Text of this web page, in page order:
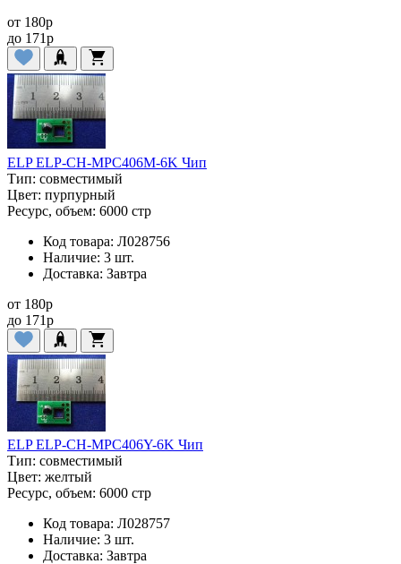
от 180p
до 171p
ELP ELP-CH-MPC406M-6K Чип
Тип: совместимый
Цвет: пурпурный
Ресурс, объем: 6000 стр
Код товара: Л028756
Наличие: 3 шт.
Доставка: Завтра
от 180p
до 171p
ELP ELP-CH-MPC406Y-6K Чип
Тип: совместимый
Цвет: желтый
Ресурс, объем: 6000 стр
Код товара: Л028757
Наличие: 3 шт.
Доставка: Завтра